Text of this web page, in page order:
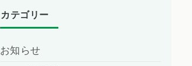
カテゴリー
お知らせ